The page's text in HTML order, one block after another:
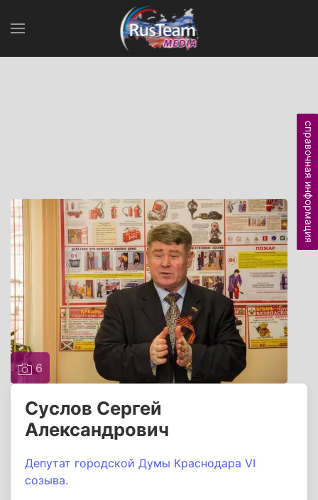
6
Суслов Сергей
Александрович
Депутат городской Думы Краснодара VI
созыва.
справочная информация